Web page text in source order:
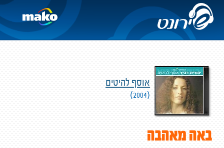
אוסף להיטים
(2004)
באה מאהבה